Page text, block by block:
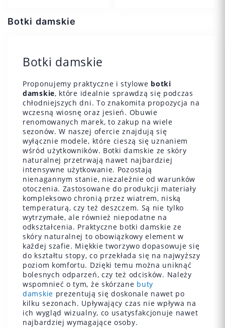
Botki damskie
Botki damskie
Proponujemy praktyczne i stylowe botki
damskie, które idealnie sprawdzą się podczas
chłodniejszych dni. To znakomita propozycja na
wczesną wiosnę oraz jesień. Obuwie
renomowanych marek, to zakup na wiele
sezonów. W naszej ofercie znajdują się
wyłącznie modele, które cieszą się uznaniem
wśród użytkowników. Botki damskie ze skóry
naturalnej przetrwają nawet najbardziej
intensywne użytkowanie. Pozostają
nienagannym stanie, niezależnie od warunków
otoczenia. Zastosowane do produkcji materiały
kompleksowo chronią przez wiatrem, niską
temperaturą, czy też deszczem. Są nie tylko
wytrzymałe, ale również niepodatne na
odkształcenia. Praktyczne botki damskie ze
skóry naturalnej to obowiązkowy element w
każdej szafie. Miękkie tworzywo dopasowuje się
do kształtu stopy, co przekłada się na najwyższy
poziom komfortu. Dzięki temu można uniknąć
bolesnych odparzeń, czy też odcisków. Należy
wspomnieć o tym, że skórzane buty
damskie prezentują się doskonale nawet po
kilku sezonach. Upływający czas nie wpływa na
ich wygląd wizualny, co usatysfakcjonuje nawet
najbardziej wymagające osoby.
39
Dodaj do koszyka
36
Dodaj do koszyka